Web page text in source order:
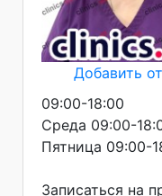
Добавить
09:00-18:00
Среда 09:00-
Пятница 09:00-
Записаться на